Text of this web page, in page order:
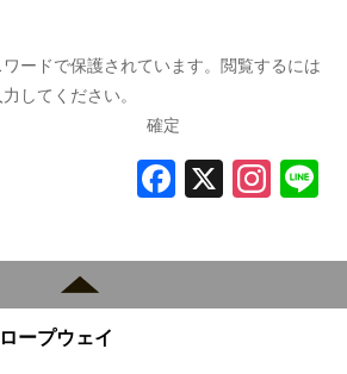
ードで保護されています。閲覧するには
してください。
Fa
bo
X In
ag
ープウェイ